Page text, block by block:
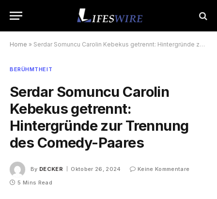
Home » Serdar Somuncu Carolin Kebekus getrennt: Hintergründe zur Trennung des Comedy-Paares
BERÜHMTHEIT
Serdar Somuncu Carolin
Kebekus getrennt:
Hintergründe zur Trennung
des Comedy-Paares
By DECKER Oktober 26, 2024
Keine Kommentare
5 Mins Read